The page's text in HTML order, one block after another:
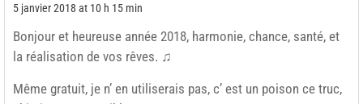
5 janvier 2018 at 10 h 15 min
Bonjour et heureuse année 2018, harmonie, chance, santé, et
la réalisation de vos rêves. ♫
Même gratuit, je n’ en utiliserais pas, c’ est un poison ce truc,